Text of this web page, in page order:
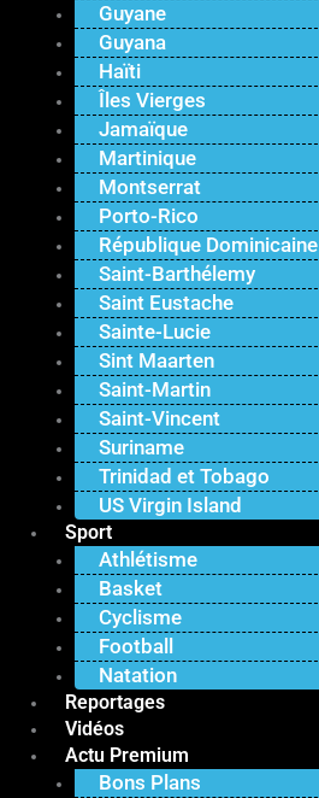
Guyane
Guyana
Haïti
Îles Vierges
Jamaïque
Martinique
Montserrat
Porto-Rico
République Dominicaine
Saint-Barthélemy
Saint Eustache
Sainte-Lucie
Sint Maarten
Saint-Martin
Saint-Vincent
Suriname
Trinidad et Tobago
US Virgin Island
Sport
Athlétisme
Basket
Cyclisme
Football
Natation
Reportages
Vidéos
Actu Premium
Bons Plans